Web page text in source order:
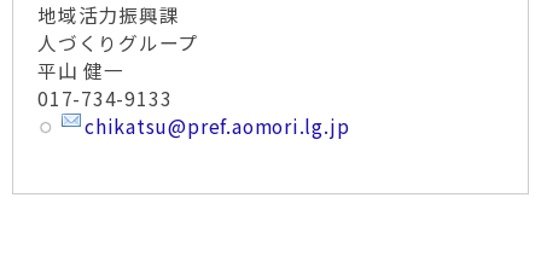
地域活力振興課
人づくりグループ
平山 健一
017-734-9133
chikatsu@pref.aomori.lg.jp